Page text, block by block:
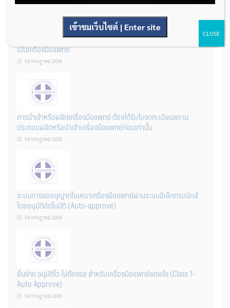
รู้หรือไม่? ผลิตภัณฑ์ชุดตรวจสําหรับตรวจสอบการปนเปื้อนแบบใดจัด
เป็นเครื่องมือแพทย์
14 กรกฎาคม 2026
การนำเข้าหรือผลิตเครื่องมือแพทย์ ต้องได้รับใบจดทะเบียนสถาน
ประกอบผลิตหรือนำเข้าเครื่องมือแพทย์ก่อนเท่านั้น
14 กรกฎาคม 2026
ระบบการขออนุญาตโฆษณาเครื่องมือแพทย์ผ่านระบบอิเล็กทรอนิกส์
โดยอนุมัติอัตโนมัติ (Auto-approve)
14 กรกฎาคม 2026
ยื่นง่าย อนุมัติไว ไม่ต้องรอ สำหรับเครื่องมือแพทย์จดแจ้ง (Class 1-
Auto Approve)
14 กรกฎาคม 2026
เข้าชมเว็บไซต์ | Enter site
CLOSE